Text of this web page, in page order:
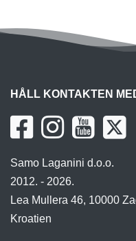
HÅLL KONTAKTEN
Samo Laganini d.o.o.
2012. - 2026.
Lea Mullera 46, 10000
Kroatien